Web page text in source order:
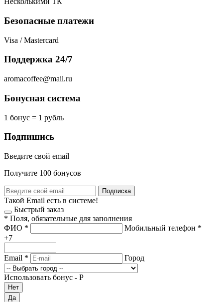
Безопасные платежи
Visa / Mastercard
Поддержка 24/7
aromacoffee@mail.ru
Бонусная система
1 бонус = 1 рубль
Подпишись
Введите свой email
Получите 100 бонусов
Подписка
Такой Email есть в системе!
Быстрый заказ
* Поля, обязательные для заполнения
ФИО * Мобильный телефон *
+7
Email * Город
Использовать бонус - Р
Нет
Да